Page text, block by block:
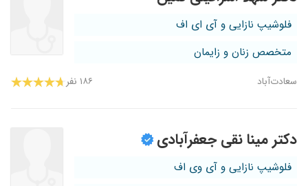
فلوشیپ نازایی و آی ای اف
متخصص زنان و زایمان
سعادت‌آباد ۱۸۶ نفر
دکتر مینا نقی جعفرآبادی
فلوشیپ نازایی و آی وی اف